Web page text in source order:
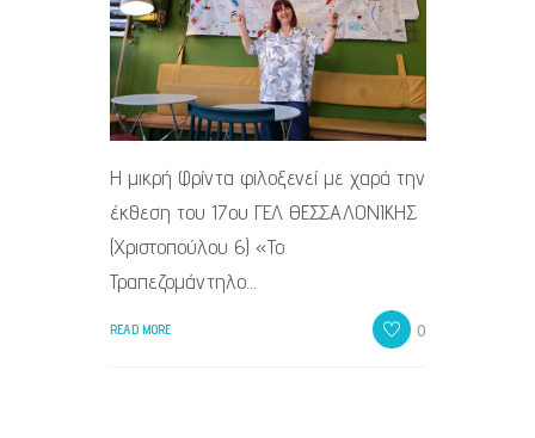
Η μικρή Φρίντα φιλοξενεί με χαρά την
έκθεση του 17ου ΓΕΛ ΘΕΣΣΑΛΟΝΙΚΗΣ
(Χριστοπούλου 6) «Το
Τραπεζομάντηλο…
READ MORE 0